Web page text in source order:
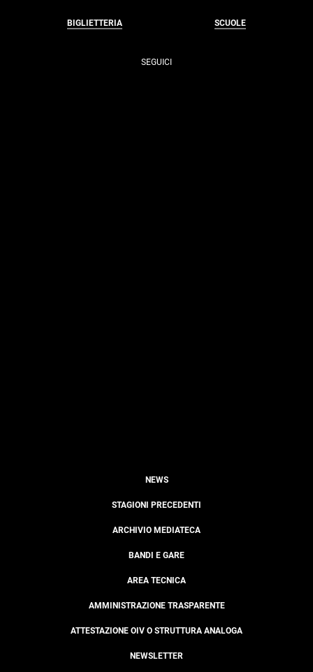
BIGLIETTERIA SCUOLE
SEGUICI
NEWS
STAGIONI PRECEDENTI
ARCHIVIO MEDIATECA
BANDI E GARE
AREA TECNICA
AMMINISTRAZIONE TRASPARENTE
ATTESTAZIONE OIV O STRUTTURA ANALOGA
NEWSLETTER